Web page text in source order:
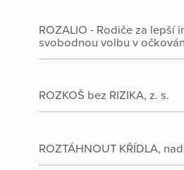
ROZALIO - Rodiče za lepší
svobodnou volbu v
ROZKOŠ bez RIZIKA, z. s.
ROZTÁHNOUT KŘÍDLA,